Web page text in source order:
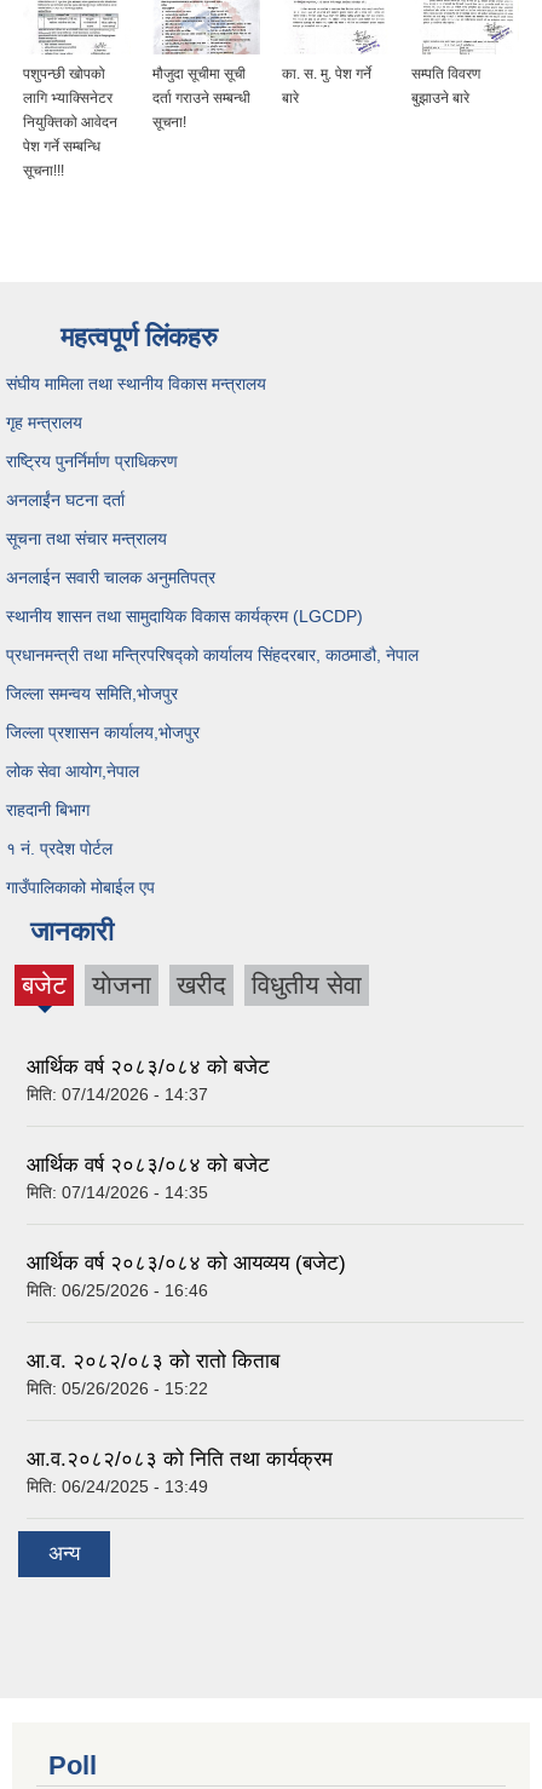
पशुपन्छी खोपको
लागि भ्याक्सिनेटर
नियुक्तिको आवेदन
पेश गर्ने सम्बन्धि
सूचना!!!
मौजुदा सूचीमा सूची
दर्ता गराउने सम्बन्धी
सूचना!
का. स. मु. पेश गर्ने
बारे
सम्पति विवरण
बुझाउने बारे
महत्वपूर्ण लिंकहरु
संघीय मामिला तथा स्थानीय विकास मन्त्रालय
गृह मन्त्रालय
राष्ट्रिय पुनर्निर्माण प्राधिकरण
अनलाईंन घटना दर्ता
सूचना तथा संचार मन्त्रालय
अनलाईन सवारी चालक अनुमतिपत्र
स्थानीय शासन तथा सामुदायिक विकास कार्यक्रम (LGCDP)
प्रधानमन्त्री तथा मन्त्रिपरिषद्को कार्यालय सिंहदरबार, काठमाडौ, नेपाल
जिल्ला समन्वय समिति,भोजपुर
जिल्ला प्रशासन कार्यालय,भोजपुर
लोक सेवा आयोग,नेपाल
राहदानी बिभाग
१ नं. प्रदेश पोर्टल
गाउँपालिकाको मोबाईल एप
जानकारी
बजेट
(active
याेजना खरीद विधुतीय सेवा
आर्थिक वर्ष २०८३/०८४ को बजेट
मिति: 07/14/2026 - 14:37
आर्थिक वर्ष २०८३/०८४ को बजेट
मिति: 07/14/2026 - 14:35
आर्थिक वर्ष २०८३/०८४ को आयव्यय (बजेट)
मिति: 06/25/2026 - 16:46
आ.व. २०८२/०८३ को रातो किताब
मिति: 05/26/2026 - 15:22
आ.व.२०८२/०८३ को निति तथा कार्यक्रम
मिति: 06/24/2025 - 13:49
अन्य
Poll